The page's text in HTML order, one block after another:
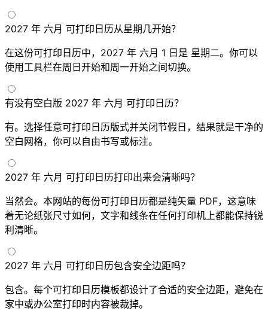
2027 年 六月 可打印日历从星期几开始？
在这份可打印日历中，2027 年 六月 1 日是 星期二。你可以
使用工具栏在周日开始和周一开始之间切换。
有没有空白版 2027 年 六月 可打印日历？
有。选择任意可打印日历版式并关闭节假日，结果就是干净的
空白网格，你可以自由书写或标注。
2027 年 六月 可打印日历打印出来会清晰吗？
当然会。本网站的每份可打印日历都是纯矢量 PDF，这意味
着无论纸张尺寸如何，文字和线条在任何打印机上都能保持锐
利清晰。
2027 年 六月 可打印日历包含安全边距吗？
包含。每个可打印日历模板都设计了合适的安全边距，避免在
家中或办公室打印时内容被裁掉。